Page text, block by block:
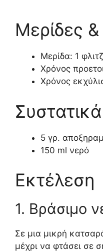
Μερίδες
Μερίδα: 1
Χρόνος
Χρόνος
Συστατικά
5 γρ.
150 ml νερό
Εκτέλεση
1. Βράσιμο
Σε μια μικρή
μέχρι να φτάσει σε